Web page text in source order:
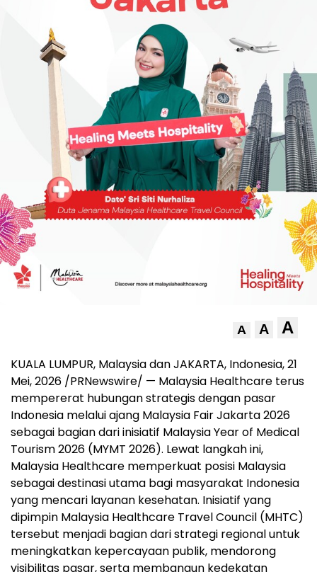
A A A
KUALA LUMPUR, Malaysia dan JAKARTA, Indonesia,21
Mei, 2026 /PRNewswire/ — Malaysia Healthcare terus
mempererat hubungan strategis dengan pasar
Indonesia melalui ajang Malaysia Fair Jakarta 2026
sebagai bagian dari inisiatif Malaysia Year of Medical
Tourism 2026 (MYMT 2026). Lewat langkah ini,
Malaysia Healthcare memperkuat posisi Malaysia
sebagai destinasi utama bagi masyarakat Indonesia
yang mencari layanan kesehatan. Inisiatif yang
dipimpin Malaysia Healthcare Travel Council (MHTC)
tersebut menjadi bagian dari strategi regional untuk
meningkatkan kepercayaan publik, mendorong
visibilitas pasar, serta membangun kedekatan